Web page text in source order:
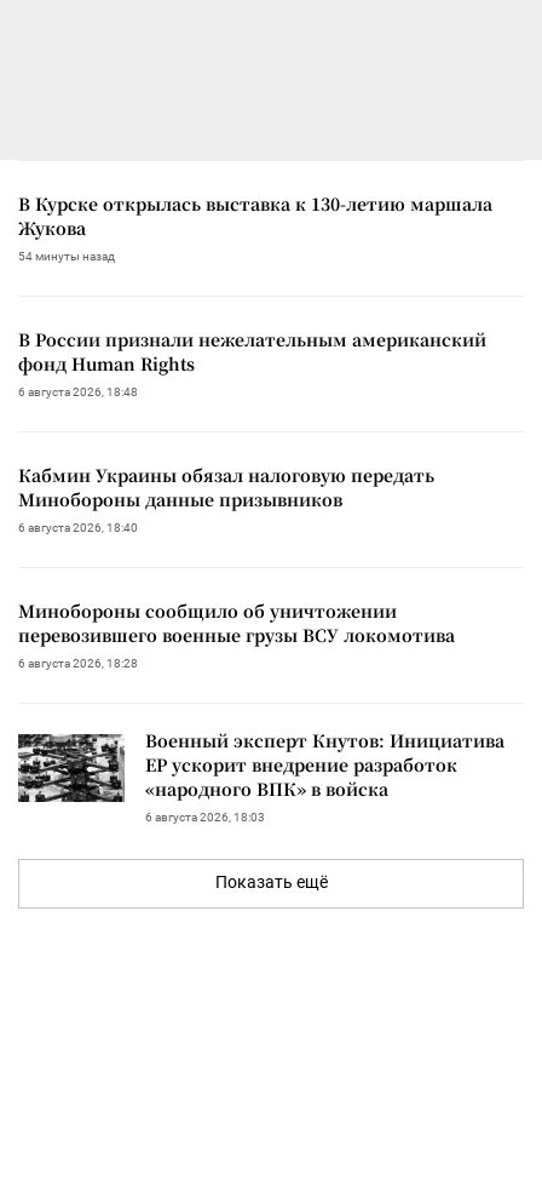
В Курске открылась выставка к 130-летию маршала
Жукова
54 минуты назад
В России признали нежелательным американский
фонд Human Rights
6 августа 2026, 18:48
Кабмин Украины обязал налоговую передать
Минобороны данные призывников
6 августа 2026, 18:40
Минобороны сообщило об уничтожении
перевозившего военные грузы ВСУ локомотива
6 августа 2026, 18:28
Военный эксперт Кнутов: Инициатива
ЕР ускорит внедрение разработок
«народного ВПК» в войска
6 августа 2026, 18:03
Показать ещё